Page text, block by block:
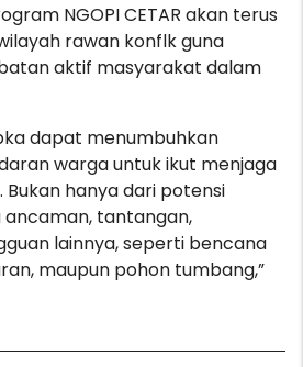
NGOPI CETAR akan terus
rawan konflk guna
aktif masyarakat dalam
dapat menumbuhkan
warga untuk ikut menjaga
Bukan hanya dari potensi
tantangan,
lainnya, seperti bencana
maupun pohon tumbang,”